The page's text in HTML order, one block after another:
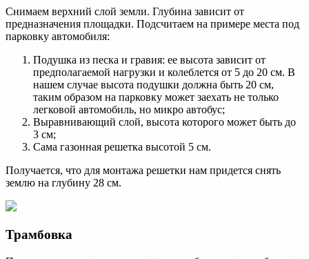
Снимаем верхний слой земли. Глубина зависит от
предназначения площадки. Подсчитаем на примере места под
парковку автомобиля:
Подушка из песка и гравия: ее высота зависит от
предполагаемой нагрузки и колеблется от 5 до 20 см. В
нашем случае высота подушки должна быть 20 см,
таким образом на парковку может заехать не только
легковой автомобиль, но микро автобус;
Выравнивающий слой, высота которого может быть до
3 см;
Сама газонная решетка высотой 5 см.
Получается, что для монтажа решетки нам придется снять
землю на глубину 28 см.
Трамбовка